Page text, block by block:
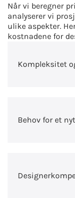
Når vi beregner
analyserer vi
ulike aspekter.
kostnadene for
Kompleksitet
Behov for et